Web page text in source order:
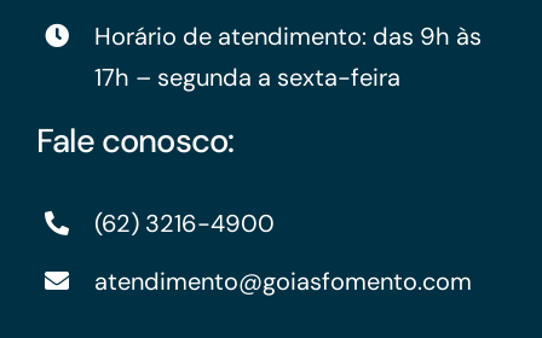
Horário de atendimento: das 9h às
17h – segunda a sexta-feira
Fale conosco:
(62) 3216-4900
atendimento@goiasfomento.com